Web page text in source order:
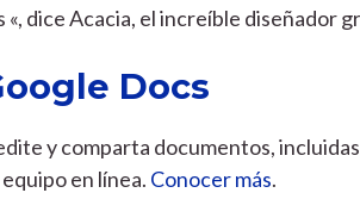
«, dice Acacia, el increíble diseñador
Docs
y comparta documentos,
en línea. Conocer más.